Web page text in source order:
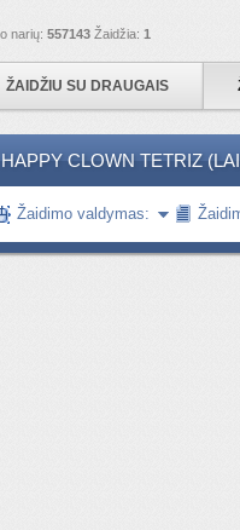
narių: 557143 Žaidžia: 1
ŽAIDŽIU SU DRAUGAIS
HAPPY CLOWN TETRIZ
Žaidimo valdymas: